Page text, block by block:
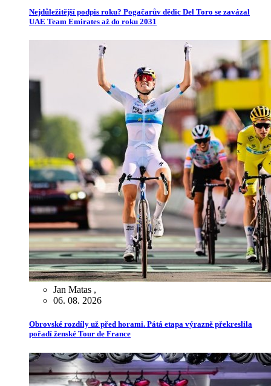
Nejdůležitější podpis roku? Pogačarův dědic Del Toro se zavázal
UAE Team Emirates až do roku 2031
Jan Matas ,
06. 08. 2026
Obrovské rozdíly už před horami. Pátá etapa výrazně překreslila
pořadí ženské Tour de France